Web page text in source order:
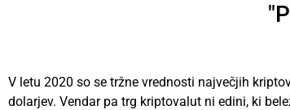
V letu 2020 so se tržne vrednosti največjih
dolarjev. Vendar pa trg kriptovalut ni edini, ki